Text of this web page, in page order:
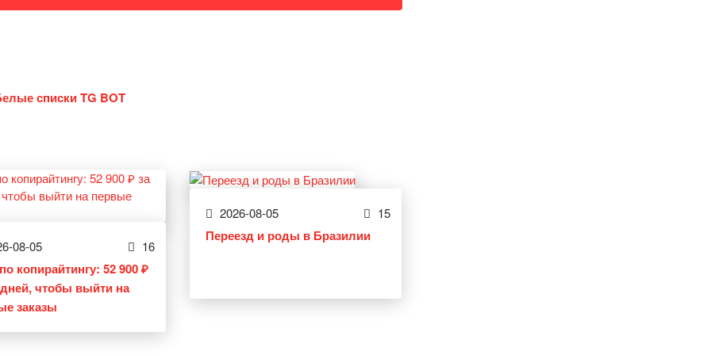
списки TG BOT
08-05 16
копирайтингу: 52 900 ₽
дней, чтобы выйти на
заказы
2026-08-05 15
Переезд и роды в Бразилии